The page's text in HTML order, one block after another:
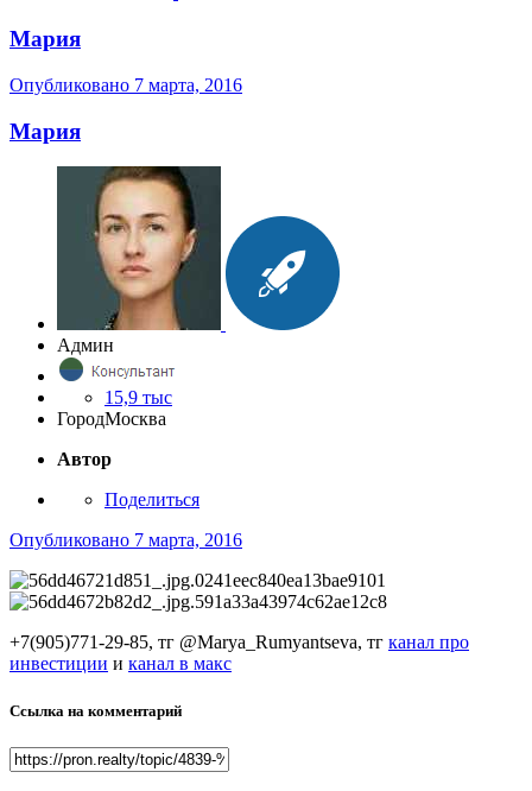
Мария
Опубликовано 7 марта, 2016
Мария
Админ
15,9 тыс
ГородМосква
Автор
Поделиться
Опубликовано 7 марта, 2016
+7(905)771-29-85, тг @Marya_Rumyantseva, тг канал про
инвестиции и канал в макс
Ссылка на комментарий